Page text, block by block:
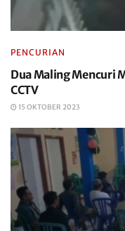
PENCURIAN
Dua Maling Mencuri
CCTV
15 OKTOBER 2023